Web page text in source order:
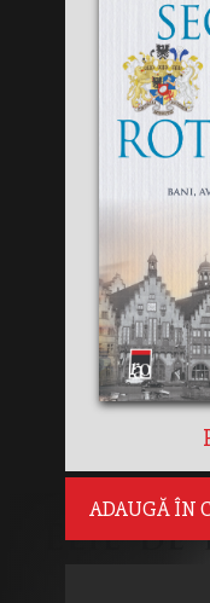
ADAUGĂ ÎN